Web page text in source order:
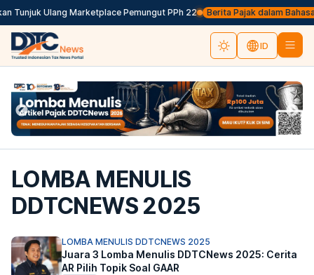
Tunjuk Ulang Marketplace Pemungut PPh 22 Berita Pajak dalam Bahasa
ID
LOMBA MENULIS
DDTCNEWS 2025
LOMBA MENULIS DDTCNEWS 2025
Juara 3 Lomba Menulis DDTCNews 2025: Cerita
AR Pilih Topik Soal GAAR